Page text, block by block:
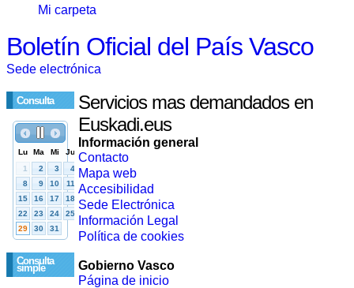
Mi carpeta
Boletín Oficial del País Vasco
Sede electrónica
Consulta
Consulta
simple
Servicios mas demandados en
Euskadi.eus
Información general
Contacto
Mapa web
Accesibilidad
Sede Electrónica
Información Legal
Política de cookies
Gobierno Vasco
Página de inicio